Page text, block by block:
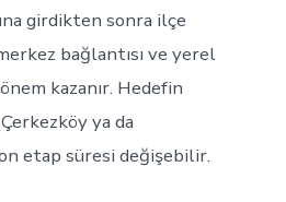
girdikten sonra ilçe
bağlantısı ve yerel
kazanır. Hedefin
ya da
etap süresi değişebilir.